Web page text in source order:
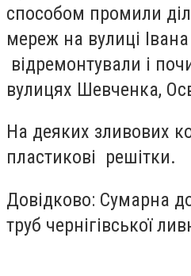
способом промили
мереж на вулиці
відремонтували і
вулицях Шевченка,
На деяких зливових
пластикові решітки.
Довідково: Сумарна
труб чернігівської